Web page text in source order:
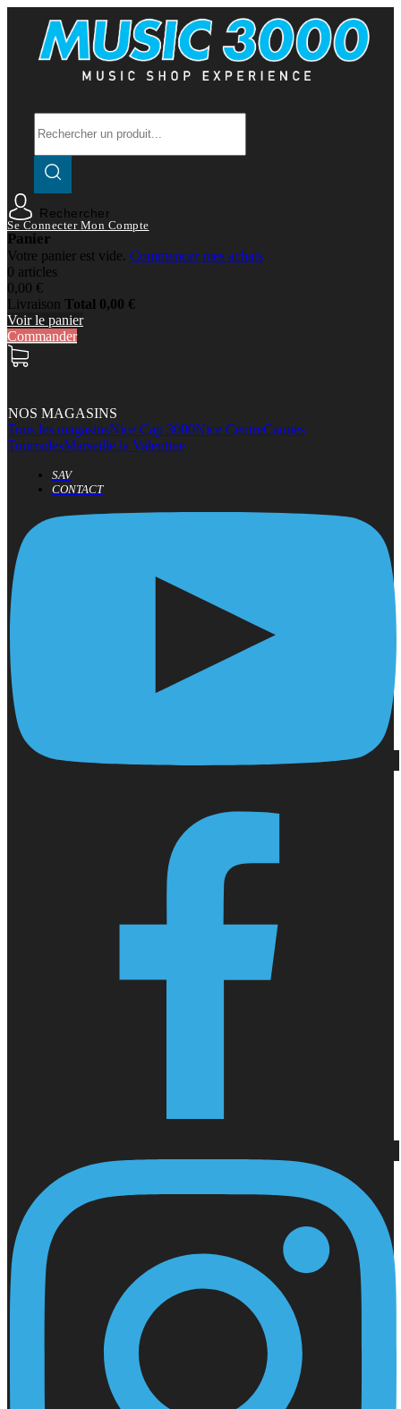
Rechercher
Se Connecter Mon Compte
Panier
Votre panier est vide. Commencer mes achats
0 articles
0,00 €
Livraison Total 0,00 €
Voir le panier
Commander
NOS MAGASINS
Tous les magasinsNice Cap 3000Nice CentreCannes
TourradesMarseille la Valentine
SAV
CONTACT